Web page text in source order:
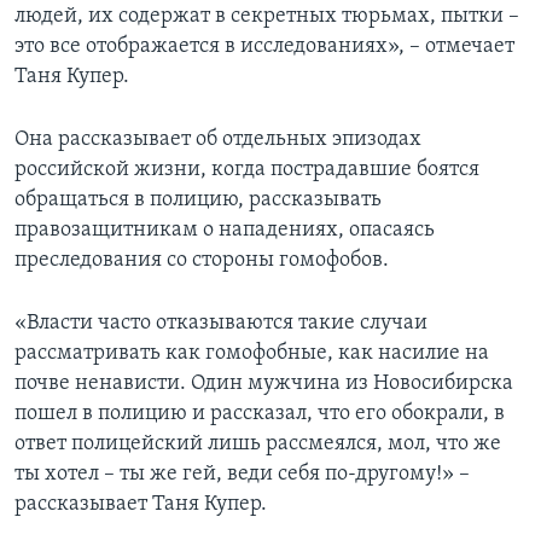
людей, их содержат в секретных тюрьмах, пытки –
это все отображается в исследованиях», – отмечает
Таня Купер.
Она рассказывает об отдельных эпизодах
российской жизни, когда пострадавшие боятся
обращаться в полицию, рассказывать
правозащитникам о нападениях, опасаясь
преследования со стороны гомофобов.
«Власти часто отказываются такие случаи
рассматривать как гомофобные, как насилие на
почве ненависти. Один мужчина из Новосибирска
пошел в полицию и рассказал, что его обокрали, в
ответ полицейский лишь рассмеялся, мол, что же
ты хотел – ты же гей, веди себя по-другому!» –
рассказывает Таня Купер.